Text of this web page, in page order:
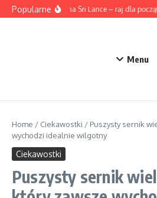
Przejdź do treści
PopularneSurfing na Sri Lance – raj dla
Menu
Home / Ciekawostki / Puszysty sernik
wychodzi idealnie wilgotny
Ciekawostki
Puszysty sernik